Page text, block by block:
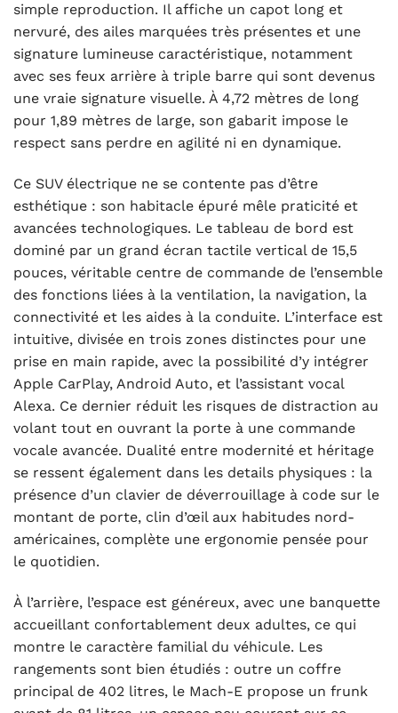
simple reproduction. Il affiche un capot long et
nervuré, des ailes marquées très présentes et une
signature lumineuse caractéristique, notamment
avec ses feux arrière à triple barre qui sont devenus
une vraie signature visuelle. À 4,72 mètres de long
pour 1,89 mètres de large, son gabarit impose le
respect sans perdre en agilité ni en dynamique.
Ce SUV électrique ne se contente pas d’être
esthétique : son habitacle épuré mêle praticité et
avancées technologiques. Le tableau de bord est
dominé par un grand écran tactile vertical de 15,5
pouces, véritable centre de commande de l’ensemble
des fonctions liées à la ventilation, la navigation, la
connectivité et les aides à la conduite. L’interface est
intuitive, divisée en trois zones distinctes pour une
prise en main rapide, avec la possibilité d’y intégrer
Apple CarPlay, Android Auto, et l’assistant vocal
Alexa. Ce dernier réduit les risques de distraction au
volant tout en ouvrant la porte à une commande
vocale avancée. Dualité entre modernité et héritage
se ressent également dans les details physiques : la
présence d’un clavier de déverrouillage à code sur le
montant de porte, clin d’œil aux habitudes nord-
américaines, complète une ergonomie pensée pour
le quotidien.
À l’arrière, l’espace est généreux, avec une banquette
accueillant confortablement deux adultes, ce qui
montre le caractère familial du véhicule. Les
rangements sont bien étudiés : outre un coffre
principal de 402 litres, le Mach-E propose un frunk